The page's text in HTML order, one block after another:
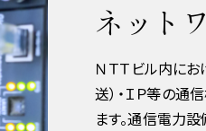
ネット
ＮＴＴビル内にお
送）・ＩＰ等の
ます。通信電力